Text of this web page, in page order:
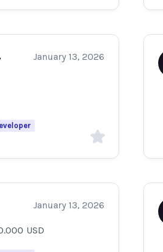
January 13, 2026
January 13, 2026
USD